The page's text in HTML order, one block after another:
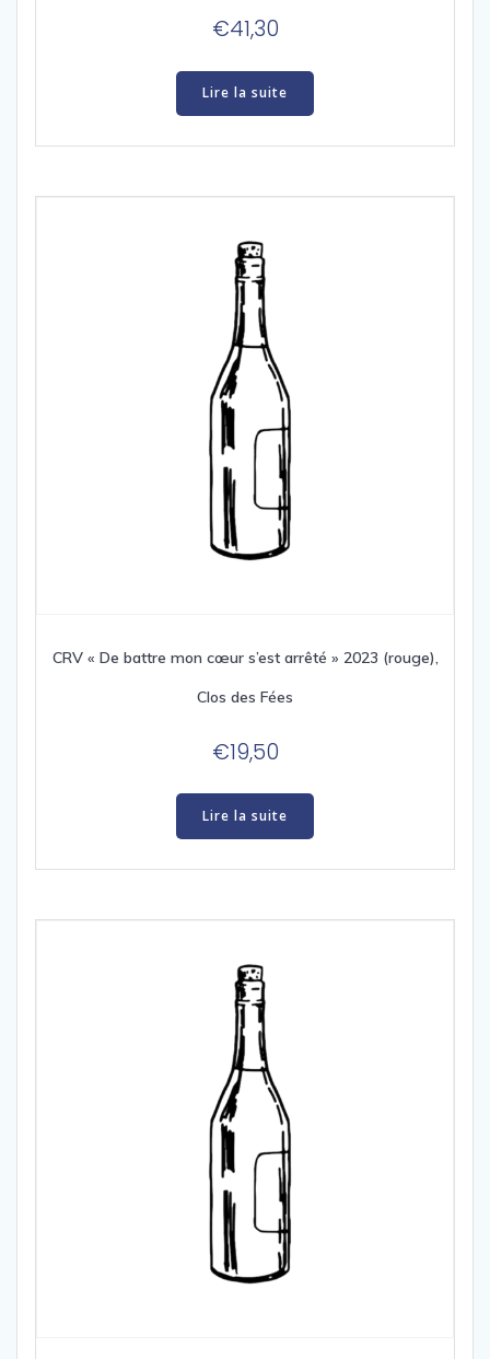
€41,30
Lire la suite
CRV « De battre mon cœur s’est arrêté » 2023 (rouge),
Clos des Fées
€19,50
Lire la suite